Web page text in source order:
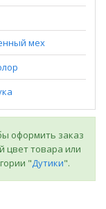
мех
оформить заказ
цвет товара или
"Дутики".